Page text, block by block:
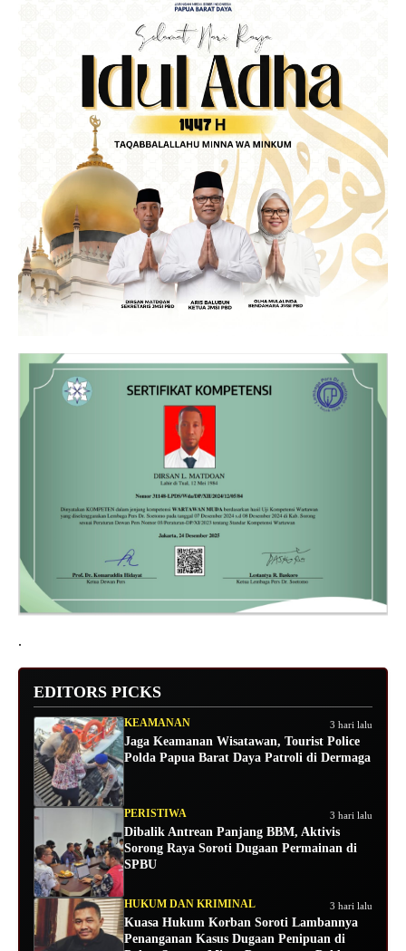
.
EDITORS PICKS
KEAMANAN 3 hari lalu
Jaga Keamanan Wisatawan, Tourist Police
Polda Papua Barat Daya Patroli di Dermaga
PERISTIWA 3 hari lalu
Dibalik Antrean Panjang BBM, Aktivis
Sorong Raya Soroti Dugaan Permainan di
SPBU
HUKUM DAN KRIMINAL 3 hari lalu
Kuasa Hukum Korban Soroti Lambannya
Penanganan Kasus Dugaan Penipuan di